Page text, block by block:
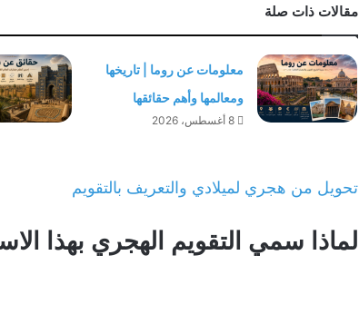
مقالات ذات صلة
معلومات عن روما | تاريخها
ومعالمها وأهم حقائقها
8 أغسطس، 2026
تحويل من هجري لميلادي والتعريف بالتقويم
لماذا سمي التقويم الهجري بهذا